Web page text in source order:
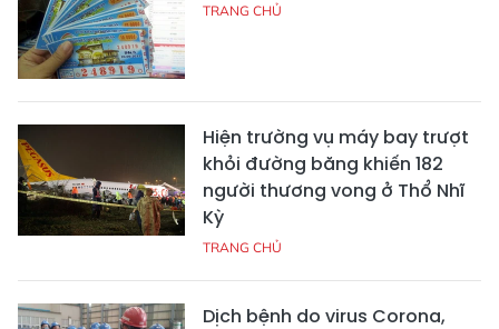
TRANG CHỦ
Hiện trường vụ máy bay trượt
khỏi đường băng khiến 182
người thương vong ở Thổ Nhĩ
Kỳ
TRANG CHỦ
Dịch bệnh do virus Corona,